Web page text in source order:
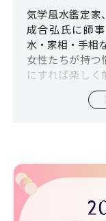
気学風水鑑定家
成合弘氏に師
水・家相・手相
女性たちが持つ
にすれば楽しく
るのかといっ
特に女性からの
の最後に「．
る。